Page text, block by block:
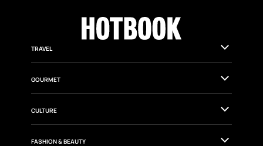
TRAVEL
GOURMET
CULTURE
FASHION & BEAUTY